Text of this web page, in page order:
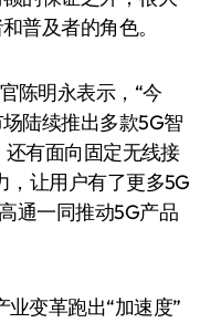
普及者的角色。
陈明永表示，“今
陆续推出多款5G智
还有面向固定无线接
，让用户有了更多5G
通一同推动5G产品